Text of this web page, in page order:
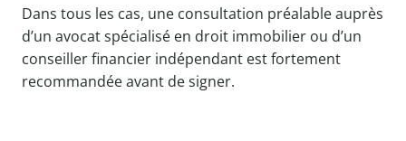
Dans tous les cas, une consultation préalable auprès
d’un avocat spécialisé en droit immobilier ou d’un
conseiller financier indépendant est fortement
recommandée avant de signer.